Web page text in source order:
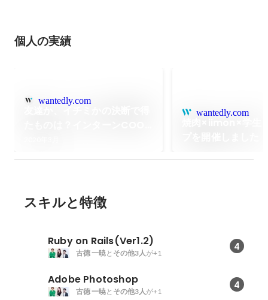
個人の実績
wantedly.com
wantedly.com
スキルと特徴
Ruby on Rails(Ver1.2) 4
古徳 一暁と その他3人が+1
Adobe Photoshop 4
古徳 一暁と その他3人が+1